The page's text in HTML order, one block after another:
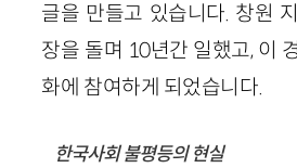
글을 만들고 있습니다. 창원
장을 돌며 10년간 일했고, 이
화에 참여하게 되었습니다.
한국사회 불평등의 현실